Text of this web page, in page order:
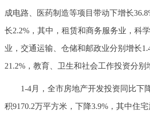
成电路、医药制造等项目带动下增长
长2.2%，其中，租赁和商务服务业，科
业，交通运输、仓储和邮政业分别增长
21.2%，教育、卫生和社会工作投资分别
1-4月，全市房地产开发投资同比下
积9170.2万平方米，下降3.9%，其中住